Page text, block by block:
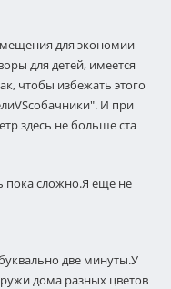
для экономии
для детей, имеется
чтобы избежать этого
И при
здесь не больше ста
пока сложно.Я еще не
две минуты.У
дома разных цветов